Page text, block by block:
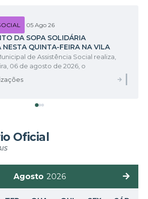
DA SOPA SOLIDÁRIA
NESTA QUINTA-FEIRA NA VILA
05 Ago 26
de Assistência Social realiza,
06 de agosto de 2026, o
com o objetivo de levar alimento,
Oficial
Agosto 2026